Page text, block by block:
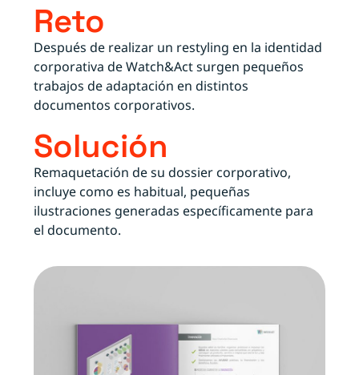
Reto
Después de realizar un restyling en la identidad
corporativa de Watch&Act surgen pequeños
trabajos de adaptación en distintos
documentos corporativos.
Solución
Remaquetación de su dossier corporativo,
incluye como es habitual, pequeñas
ilustraciones generadas específicamente para
el documento.